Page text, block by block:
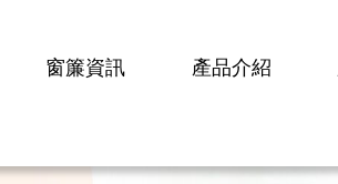
窗簾資訊 產品介紹